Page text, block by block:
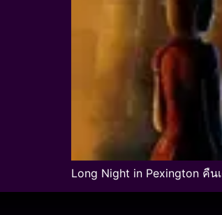
Long Night in Pexington คื